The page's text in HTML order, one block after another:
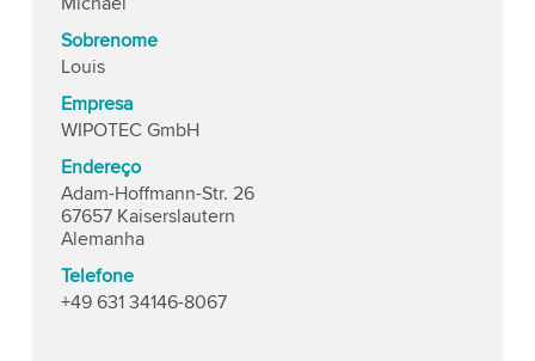
Sobrenome
Louis
Empresa
WIPOTEC GmbH
Endereço
Adam-Hoffmann-Str. 26
67657 Kaiserslautern
Alemanha
Telefone
+49 631 34146-8067